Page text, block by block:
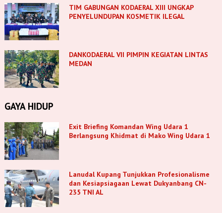
TIM GABUNGAN KODAERAL XIII UNGKAP
PENYELUNDUPAN KOSMETIK ILEGAL
DANKODAERAL VII PIMPIN KEGIATAN LINTAS
MEDAN
GAYA HIDUP
Exit Briefing Komandan Wing Udara 1
Berlangsung Khidmat di Mako Wing Udara 1
Lanudal Kupang Tunjukkan Profesionalisme
dan Kesiapsiagaan Lewat Dukyanbang CN-
235 TNI AL